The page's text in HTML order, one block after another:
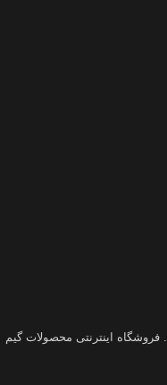
. فروشگاه اینترنتی محصولات گیم